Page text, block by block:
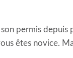
permis depuis
êtes novice.